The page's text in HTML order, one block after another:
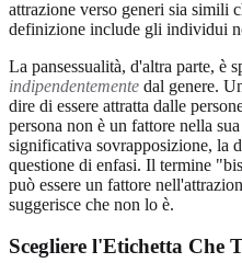
attrazione verso generi sia simili
definizione include gli individui
La pansessualità, d'altra parte, è
indipendentemente dal genere.
dire di essere attratta dalle
persona non è un fattore nella
significativa sovrapposizione, la
questione di enfasi. Il termine
può essere un fattore
suggerisce che non lo è.
Scegliere l'Etichetta Che